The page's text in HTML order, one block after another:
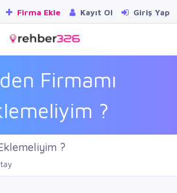
Firma Ekle Kayıt Ol Giriş Yap
Firmamı
?
?